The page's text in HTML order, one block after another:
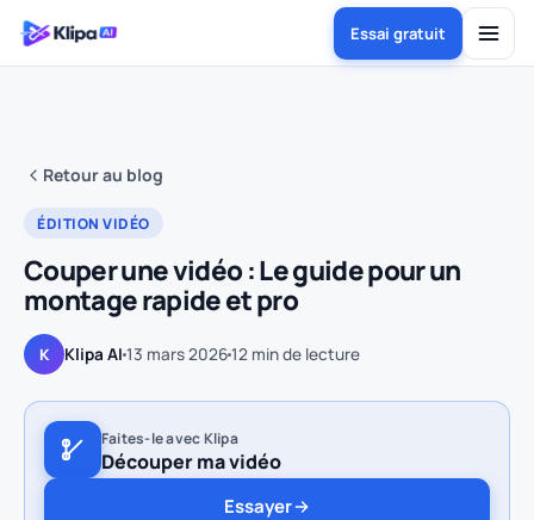
Essai gratuit
Retour au blog
ÉDITION VIDÉO
Couper une vidéo : Le guide pour un
montage rapide et pro
K Klipa AI 13 mars 202612 min de lecture
Faites-le avec Klipa
Découper ma vidéo
Essayer